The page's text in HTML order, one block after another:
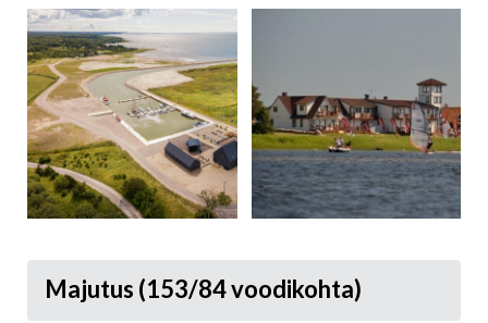
Majutus (153/84 voodikohta)